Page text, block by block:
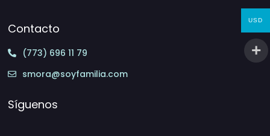
Contacto
(773) 696 11 79
smora@soyfamilia.com
Síguenos
USD